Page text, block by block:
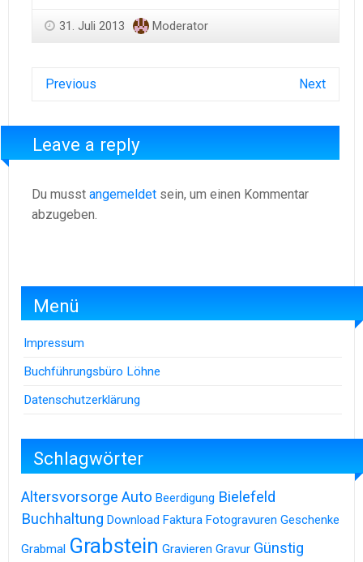
31. Juli 2013 Moderator
Previous Next
Leave a reply
Du musst angemeldet sein, um einen Kommentar
abzugeben.
Menü
Impressum
Buchführungsbüro Löhne
Datenschutzerklärung
Schlagwörter
Altersvorsorge Auto Beerdigung Bielefeld
Buchhaltung Download Faktura Fotogravuren Geschenke
Grabmal Grabstein Gravieren Gravur Günstig